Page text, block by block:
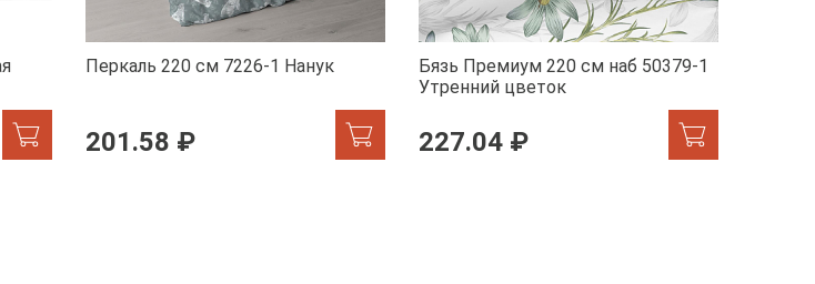
Перкаль 220 см 7226-1 Нанук
201.58 ₽
Бязь Премиум 220 см наб 50379-1
Утренний цветок
227.04 ₽